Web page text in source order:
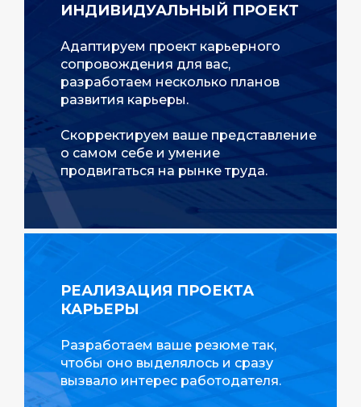
ИНДИВИДУАЛЬНЫЙ ПРОЕКТ
Адаптируем проект карьерного
сопровождения для вас,
разработаем несколько планов
развития карьеры.
Скорректируем ваше представление
о самом себе и умение
продвигаться на рынке труда.
РЕАЛИЗАЦИЯ ПРОЕКТА
КАРЬЕРЫ
Разработаем ваше резюме так,
чтобы оно выделялось и сразу
вызвало интерес работодателя.